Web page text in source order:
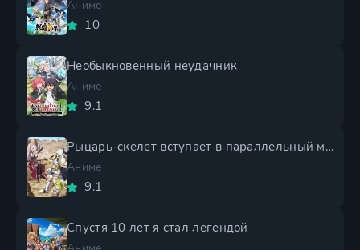
Аниме
10
Необыкновенный неудачник
Аниме
9.1
Рыцарь-скелет вступает в параллельный мир 2 сезон
Аниме
9.1
Спустя 10 лет я стал легендой